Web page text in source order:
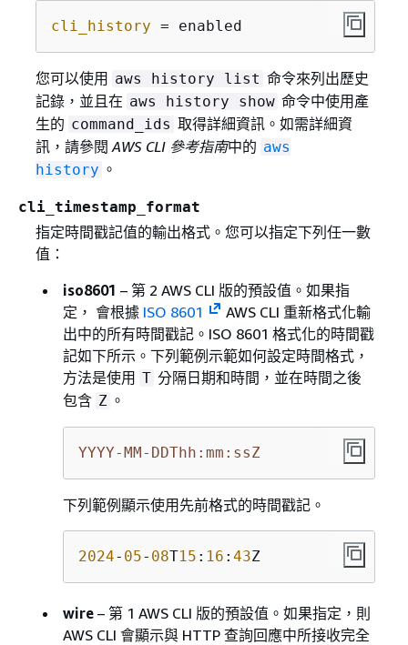
cli_history = enabled
您可以使用 aws history list 命令來列出歷史
記錄，並且在 aws history show 命令中使用產
生的 command_ids 取得詳細資訊。如需詳細資
訊，請參閱 AWS CLI 參考指南中的 aws
history 。
cli_timestamp_format
指定時間戳記值的輸出格式。您可以指定下列任一數
值：
iso8601 – 第 2 AWS CLI 版的預設值。如果指
定， 會根據 ISO 8601
AWS CLI 重新格式化輸
出中的所有時間戳記。ISO 8601 格式化的時間戳
記如下所示。下列範例示範如何設定時間格式，
方法是使用 T 分隔日期和時間，並在時間之後
包含 Z 。
YYYY-MM-DDThh:mm:ssZ
下列範例顯示使用先前格式的時間戳記。
2024- 05- 08T15 : 16 : 43Z
wire– 第 1 AWS CLI 版的預設值。如果指定，則
AWS CLI 會顯示與 HTTP 查詢回應中所接收完全